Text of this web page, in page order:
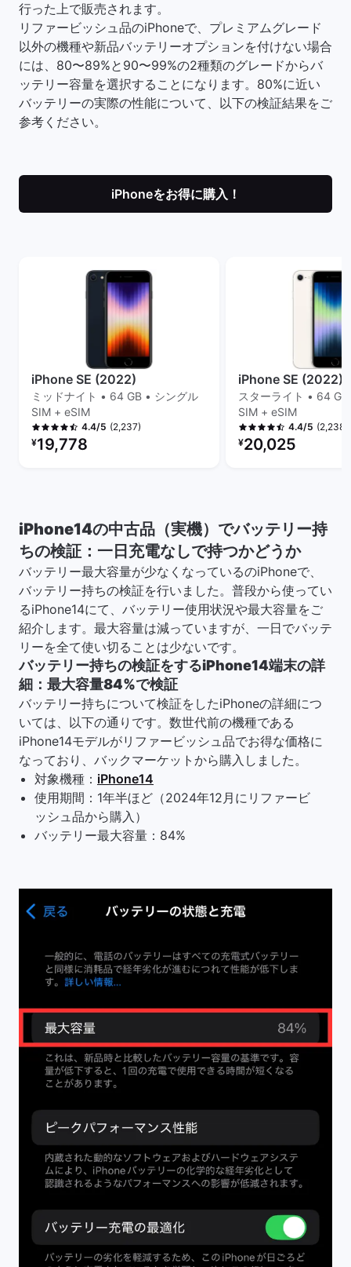
行った上で販売されます。
リファービッシュ品のiPhoneで、プレミアムグレード
以外の機種や新品バッテリーオプションを付けない場合
には、80〜89%と90〜99%の2種類のグレードからバ
ッテリー容量を選択することになります。80%に近い
バッテリーの実際の性能について、以下の検証結果をご
参考ください。
iPhoneをお得に購入！
iPhone SE (2022)
ミッドナイト • 64 GB • シングル
SIM + eSIM
4.4/5 (2,237)
リファービッシュ品の価格：
¥19,778
iPhone SE (2022)
スターライト • 64
SIM + eSIM
4.4/5 (2,238)
リファービッシュ品の
¥20,025
iPhone14の中古品（実機）でバッテリー持
ちの検証：一日充電なしで持つかどうか
バッテリー最大容量が少なくなっているのiPhoneで、
バッテリー持ちの検証を行いました。普段から使ってい
るiPhone14にて、バッテリー使用状況や最大容量をご
紹介します。最大容量は減っていますが、一日でバッテ
リーを全て使い切ることは少ないです。
バッテリー持ちの検証をするiPhone14端末の詳
細：最大容量84%で検証
バッテリー持ちについて検証をしたiPhoneの詳細につ
いては、以下の通りです。数世代前の機種である
iPhone14モデルがリファービッシュ品でお得な価格に
なっており、バックマーケットから購入しました。
対象機種： iPhone14
使用期間：1年半ほど（2024年12月にリファービ
ッシュ品から購入）
バッテリー最大容量：84%